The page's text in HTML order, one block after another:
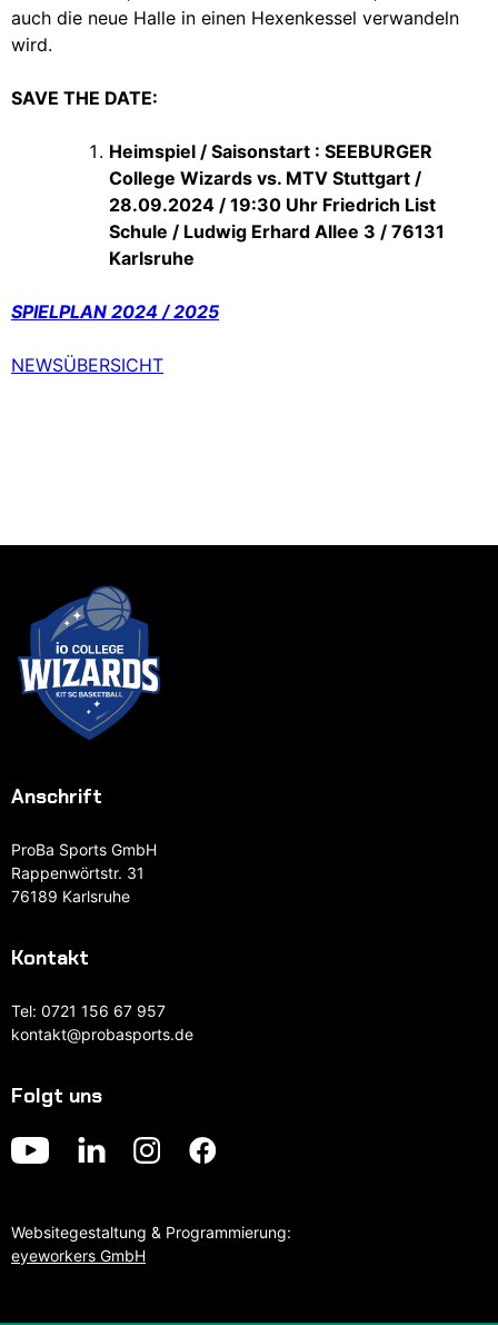
auch die neue Halle in einen Hexenkessel verwandeln
wird.
SAVE THE DATE:
Heimspiel / Saisonstart : SEEBURGER
College Wizards vs. MTV Stuttgart /
28.09.2024 / 19:30 Uhr Friedrich List
Schule / Ludwig Erhard Allee 3 / 76131
Karlsruhe
SPIELPLAN 2024 / 2025
NEWSÜBERSICHT
Anschrift
ProBa Sports GmbH
Rappenwörtstr. 31
76189 Karlsruhe
Kontakt
Tel: 0721 156 67 957
kontakt@probasports.de
Folgt uns
Websitegestaltung & Programmierung:
eyeworkers GmbH